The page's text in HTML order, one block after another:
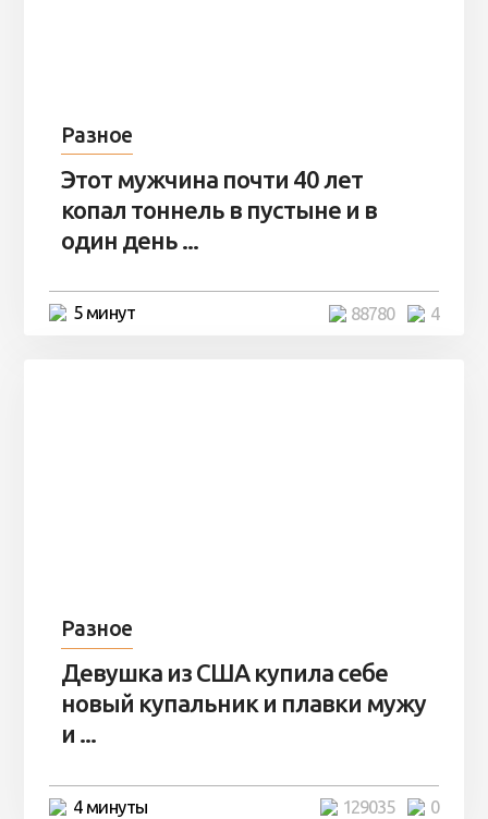
Разное
Этот мужчина почти 40 лет
копал тоннель в пустыне и в
один день ...
5 минут 4
88780
Разное
Девушка из США купила себе
новый купальник и плавки мужу
и ...
4 минуты 0
129035